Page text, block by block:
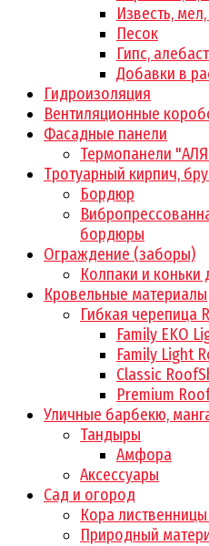
Известь,
Песок
Гипс,
Добавки в
Гидроизоляция
Вентиляционные
Фасадные панели
Термопанели
Тротуарный кирпич,
Бордюр
бордюры
Ограждение (заборы)
Колпаки и коньки
Кровельные материалы
Гибкая черепица
Family EKO
Family Light
Classic
Premium
Уличные барбекю,
Тандыры
Амфора
Аксессуары
Сад и огород
Кора
Природный